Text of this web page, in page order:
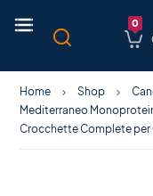
Home Shop
Mediterraneo
Crocchette Complete per